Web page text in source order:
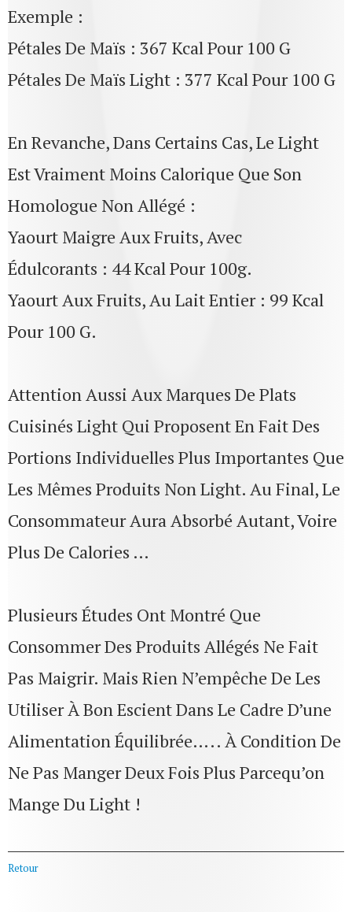
Exemple :
Pétales De Maïs : 367 Kcal Pour 100 G
Pétales De Maïs Light : 377 Kcal Pour 100 G
En Revanche, Dans Certains Cas, Le Light
Est Vraiment Moins Calorique Que Son
Homologue Non Allégé :
Yaourt Maigre Aux Fruits, Avec
Édulcorants : 44 Kcal Pour 100g.
Yaourt Aux Fruits, Au Lait Entier : 99 Kcal
Pour 100 G.
Attention Aussi Aux Marques De Plats
Cuisinés Light Qui Proposent En Fait Des
Portions Individuelles Plus Importantes Que
Les Mêmes Produits Non Light. Au Final, Le
Consommateur Aura Absorbé Autant, Voire
Plus De Calories …
Plusieurs Études Ont Montré Que
Consommer Des Produits Allégés Ne Fait
Pas Maigrir. Mais Rien N’empêche De Les
Utiliser À Bon Escient Dans Le Cadre D’une
Alimentation Équilibrée….. À Condition De
Ne Pas Manger Deux Fois Plus Parcequ’on
Mange Du Light !
Retour